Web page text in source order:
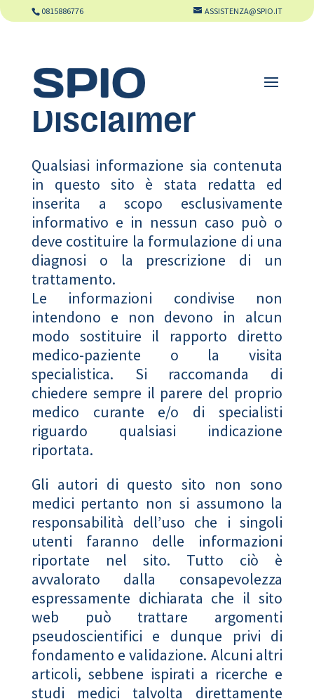
0815886776 ASSISTENZA@SPIO.IT
Disclaimer
Qualsiasi informazione sia contenuta
in questo sito è stata redatta ed
inserita a scopo esclusivamente
informativo e in nessun caso può o
deve costituire la formulazione di una
diagnosi o la prescrizione di un
trattamento.
Le informazioni condivise non
intendono e non devono in alcun
modo sostituire il rapporto diretto
medico-paziente o la visita
specialistica. Si raccomanda di
chiedere sempre il parere del proprio
medico curante e/o di specialisti
riguardo qualsiasi indicazione
riportata.
Gli autori di questo sito non sono
medici pertanto non si assumono la
responsabilità dell’uso che i singoli
utenti faranno delle informazioni
riportate nel sito. Tutto ciò è
avvalorato dalla consapevolezza
espressamente dichiarata che il sito
web può trattare argomenti
pseudoscientifici e dunque privi di
fondamento e validazione. Alcuni altri
articoli, sebbene ispirati a ricerche e
studi medici talvolta direttamente